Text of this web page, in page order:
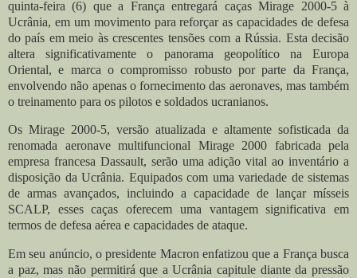
quinta-feira (6) que a França entregará caças Mirage 2000-5 à
Ucrânia, em um movimento para reforçar as capacidades de defesa
do país em meio às crescentes tensões com a Rússia. Esta decisão
altera significativamente o panorama geopolítico na Europa
Oriental, e marca o compromisso robusto por parte da França,
envolvendo não apenas o fornecimento das aeronaves, mas também
o treinamento para os pilotos e soldados ucranianos.
Os Mirage 2000-5, versão atualizada e altamente sofisticada da
renomada aeronave multifuncional Mirage 2000 fabricada pela
empresa francesa Dassault, serão uma adição vital ao inventário a
disposição da Ucrânia. Equipados com uma variedade de sistemas
de armas avançados, incluindo a capacidade de lançar mísseis
SCALP, esses caças oferecem uma vantagem significativa em
termos de defesa aérea e capacidades de ataque.
Em seu anúncio, o presidente Macron enfatizou que a França busca
a paz, mas não permitirá que a Ucrânia capitule diante da pressão